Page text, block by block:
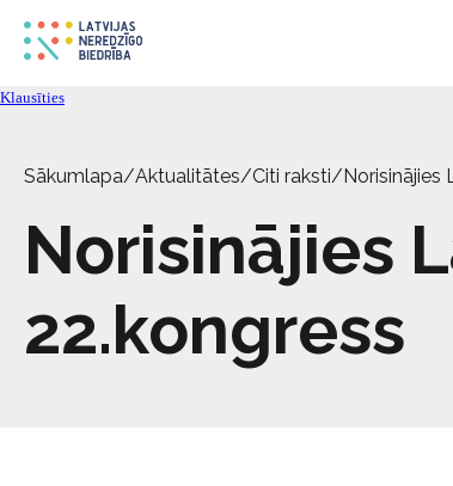
Klausīties
Sākumlapa/Aktualitātes/Citi raksti/Norisinājies
Norisinājies
22.kongress